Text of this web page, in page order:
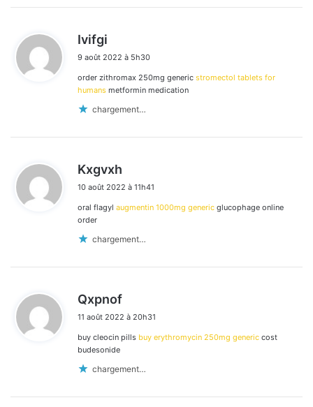
Ivifgi
t
:
9 août 2022 à 5h30
order zithromax 250mg generic stromectol tablets for
humans metformin medication
chargement…
Kxgvxh
t
10 août 2022 à 11h41
oral flagyl augmentin 1000mg generic glucophage online
order
chargement…
Qxpnof
t
11 août 2022 à 20h31
buy cleocin pills buy erythromycin 250mg generic cost
budesonide
chargement…